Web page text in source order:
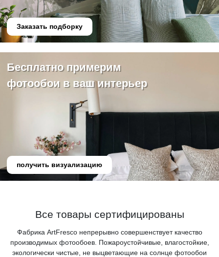
Заказать подборку
Бесплатно примерим
фотообои в ваш интерьер
получить визуализацию
Все товары сертифицированы
Фабрика ArtFresco непрерывно совершенствует качество
производимых фотообоев. Пожароустойчивые, влагостойкие,
экологически чистые, не выцветающие на солнце фотообои